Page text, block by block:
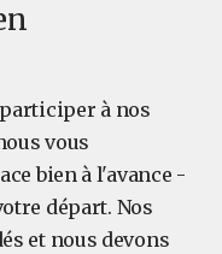
à nos
vous
bien à l'avance -
départ. Nos
et nous devons